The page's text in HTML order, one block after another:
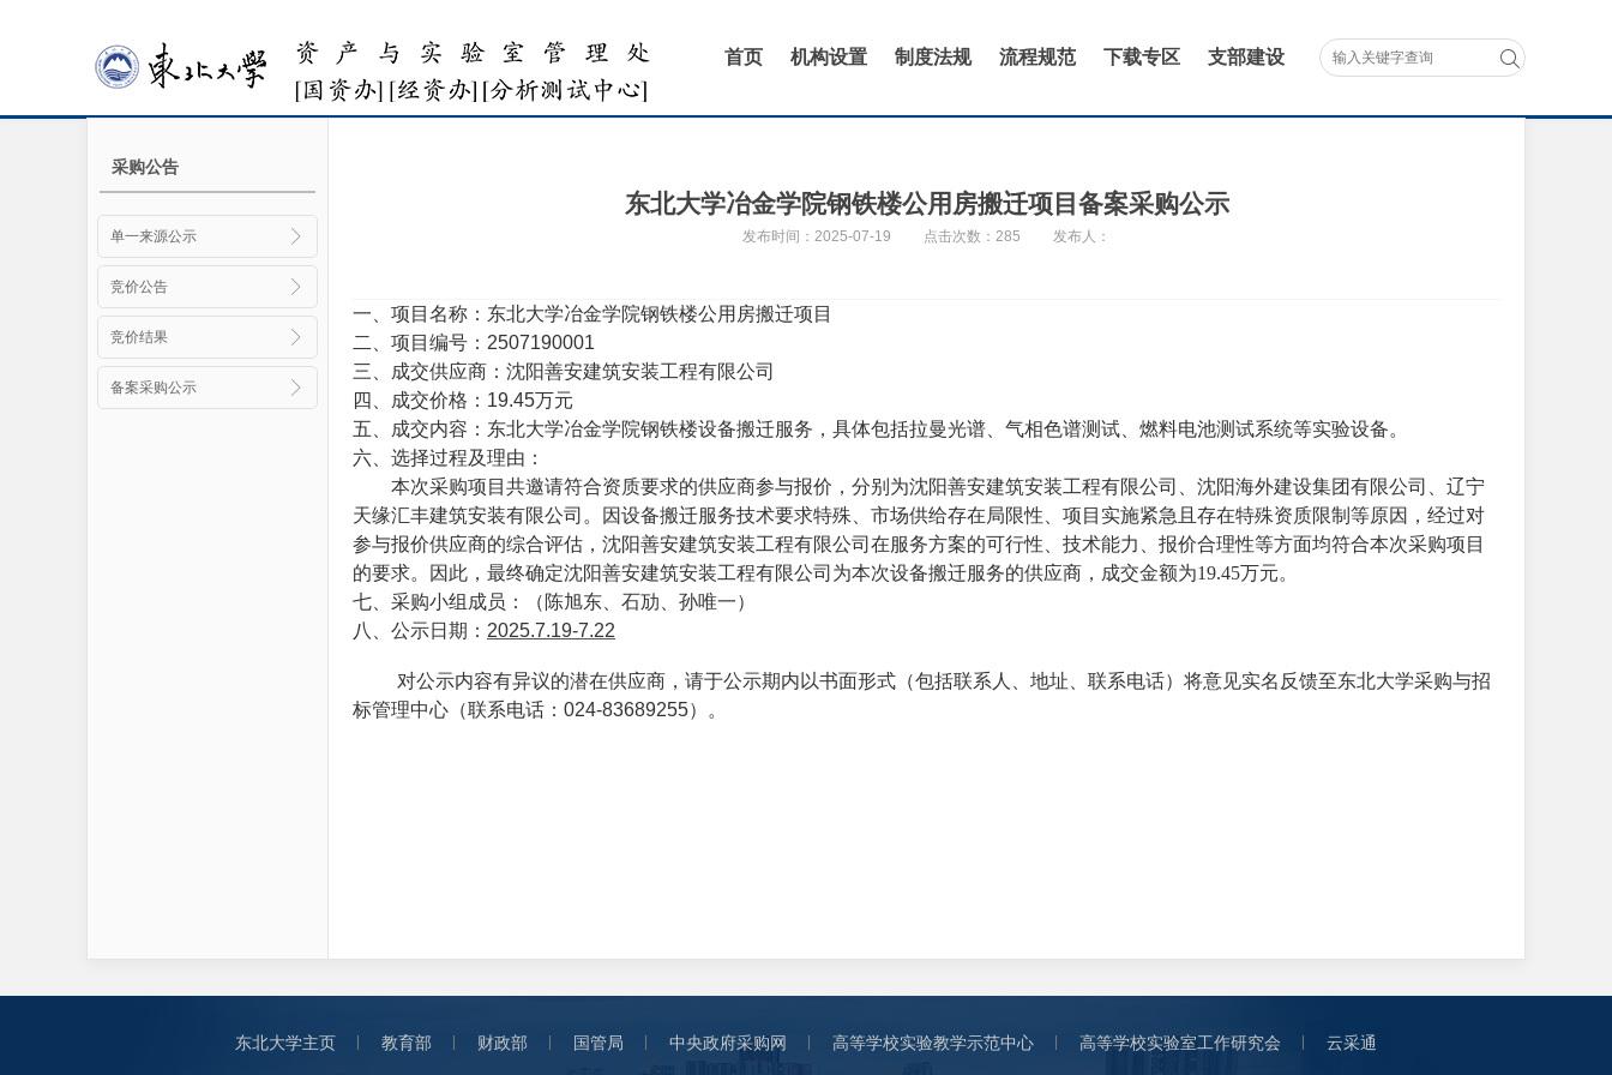
首页 机构设置 制度法规 流程规范 下载专区 支部建设
采购公告
单一来源公示
竞价公告
竞价结果
备案采购公示
东北大学冶金学院钢铁楼公用房搬迁项目备案采购公示
发布时间：2025-07-19 点击次数： 285 发布人：
一、项目名称： 东北大学冶金学院钢铁楼公用房搬迁项目
二、项目编号： 2507190001
三、成交供应商： 沈阳善安建筑安装工程有限公司
四、成交价格： 19.45万元
五、成交内容： 东北大学冶金学院钢铁楼设备搬迁服务，具体包括拉曼光谱、气相色谱测试、燃料电池测试系统等实验设备。
六、选择过程及理由：
本次采购项目共邀请符合资质要求的供应商参与报价， 分别为沈阳善安建筑安装工程有限公司、沈阳海外建设集团有限公司、辽宁
天缘汇丰建筑安装有限公司 。因设备搬迁服务技术要求特殊、市场供给存在局限性、项目实施紧急且存在特殊资质限制等原因，经过对
参与报价供应商的综合评估， 沈阳善安建筑安装工程有限公司 在服务方案的可行性、技术能力、报价合理性等方面均符合本次采购项目
的要求。因此，最终确定沈阳善安建筑安装工程有限公司 为本次设备搬迁服务的供应商，成交金额为19.45万元。
七、采购小组成员：
（ 陈旭东、石劢、孙唯一）
八、公示日期： 2025.7.19-7.22
对公示内容有异议的潜在供应商，请于公示期内以书面形式（包括联系人、地址、联系电话）将意见实名反馈至东北大学采购与招
标管理中心（联系电话： 024-83689255）。
东北大学主页 教育部 财政部 国管局 中央政府采购网 高等学校实验教学示范中心 高等学校实验室工作研究会 云采通